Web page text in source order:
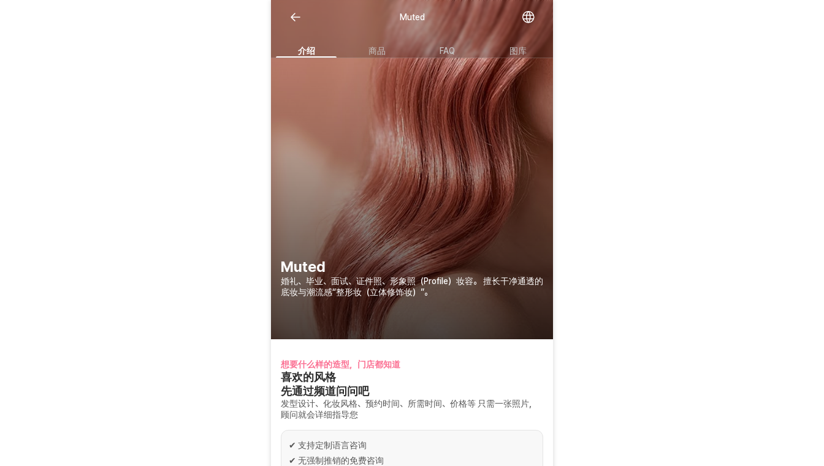
Muted
介绍 商品 FAQ 图库
Muted
婚礼、毕业、面试、证件照、形象照（Profile）妆容。 擅长干净通透的
底妆与潮流感“整形妆（立体修饰妆）”。
想要什么样的造型，门店都知道
喜欢的风格
先通过频道问问吧
发型设计、化妆风格、预约时间、所需时间、价格等 只需一张照片，
顾问就会详细指导您
✔ 支持定制语言咨询
✔ 无强制推销的免费咨询